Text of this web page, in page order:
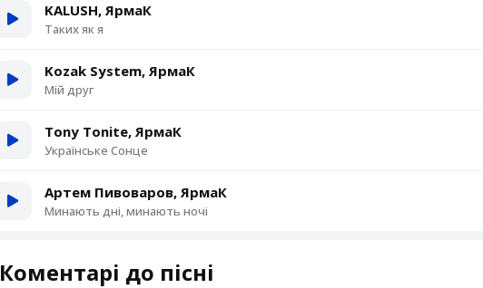
KALUSH, ЯрмаК
Таких як я
Kozak System, ЯрмаК
Мій друг
Tony Tonite, ЯрмаК
Українське Сонце
Артем Пивоваров, ЯрмаК
Минають дні, минають ночі
Коментарі до пісні